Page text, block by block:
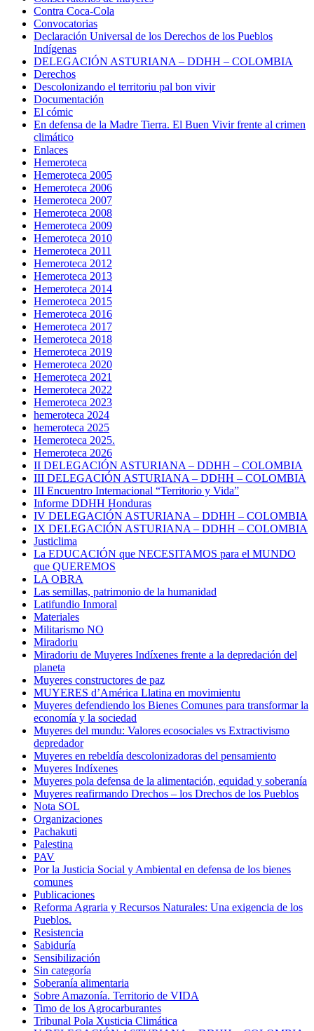
Contra Coca-Cola
Convocatorias
Declaración Universal de los Derechos de los Pueblos
Indígenas
DELEGACIÓN ASTURIANA – DDHH – COLOMBIA
Derechos
Descolonizando el territoriu pal bon vivir
Documentación
El cómic
En defensa de la Madre Tierra. El Buen Vivir frente al crimen
climático
Enlaces
Hemeroteca
Hemeroteca 2005
Hemeroteca 2006
Hemeroteca 2007
Hemeroteca 2008
Hemeroteca 2009
Hemeroteca 2010
Hemeroteca 2011
Hemeroteca 2012
Hemeroteca 2013
Hemeroteca 2014
Hemeroteca 2015
Hemeroteca 2016
Hemeroteca 2017
Hemeroteca 2018
Hemeroteca 2019
Hemeroteca 2020
Hemeroteca 2021
Hemeroteca 2022
Hemeroteca 2023
hemeroteca 2024
hemeroteca 2025
Hemeroteca 2025.
Hemeroteca 2026
II DELEGACIÓN ASTURIANA – DDHH – COLOMBIA
III DELEGACIÓN ASTURIANA – DDHH – COLOMBIA
III Encuentro Internacional “Territorio y Vida”
Informe DDHH Honduras
IV DELEGACIÓN ASTURIANA – DDHH – COLOMBIA
IX DELEGACIÓN ASTURIANA – DDHH – COLOMBIA
Justiclima
La EDUCACIÓN que NECESITAMOS para el MUNDO
que QUEREMOS
LA OBRA
Las semillas, patrimonio de la humanidad
Latifundio Inmoral
Materiales
Militarismo NO
Miradoriu
Miradoriu de Muyeres Indíxenes frente a la depredación del
planeta
Muyeres constructores de paz
MUYERES d’América Llatina en movimientu
Muyeres defendiendo los Bienes Comunes para transformar la
economía y la sociedad
Muyeres del mundu: Valores ecosociales vs Extractivismo
depredador
Muyeres en rebeldía descolonizadoras del pensamiento
Muyeres Indíxenes
Muyeres pola defensa de la alimentación, equidad y soberanía
Muyeres reafirmando Drechos – los Drechos de los Pueblos
Nota SOL
Organizaciones
Pachakuti
Palestina
PAV
Por la Justicia Social y Ambiental en defensa de los bienes
comunes
Publicaciones
Reforma Agraria y Recursos Naturales: Una exigencia de los
Pueblos.
Resistencia
Sabiduría
Sensibilización
Sin categoría
Soberanía alimentaria
Sobre Amazonía. Territorio de VIDA
Timo de los Agrocarburantes
Tribunal Pola Xusticia Climática